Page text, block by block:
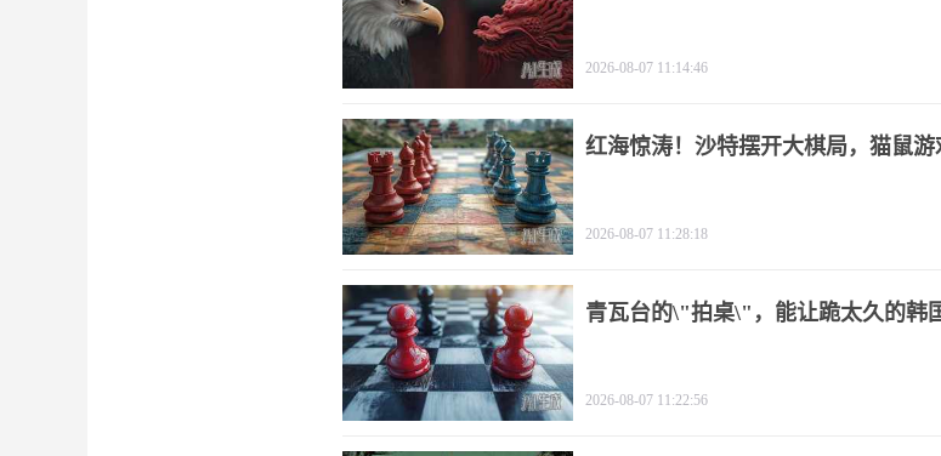
2026-08-07 11:14:46
红海惊涛！沙特摆开大棋局，猫鼠
2026-08-07 11:28:18
青瓦台的\"拍桌\"，能让跪太久的韩
2026-08-07 11:22:56